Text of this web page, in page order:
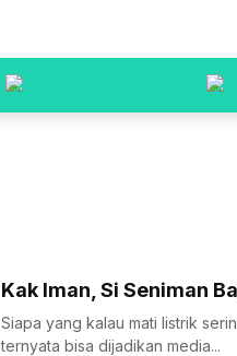
Kak Iman, Si Seniman
Siapa yang kalau mati listrik
ternyata bisa dijadikan media...